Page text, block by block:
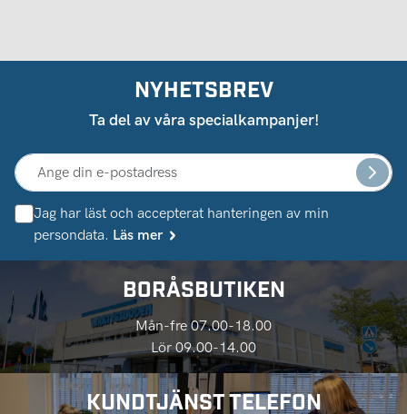
NYHETSBREV
Ta del av våra specialkampanjer!
Jag har läst och accepterat hanteringen av min
persondata. Läs mer
BORÅSBUTIKEN
Mån-fre 07.00-18.00
Lör 09.00-14.00
KUNDTJÄNST TELEFON